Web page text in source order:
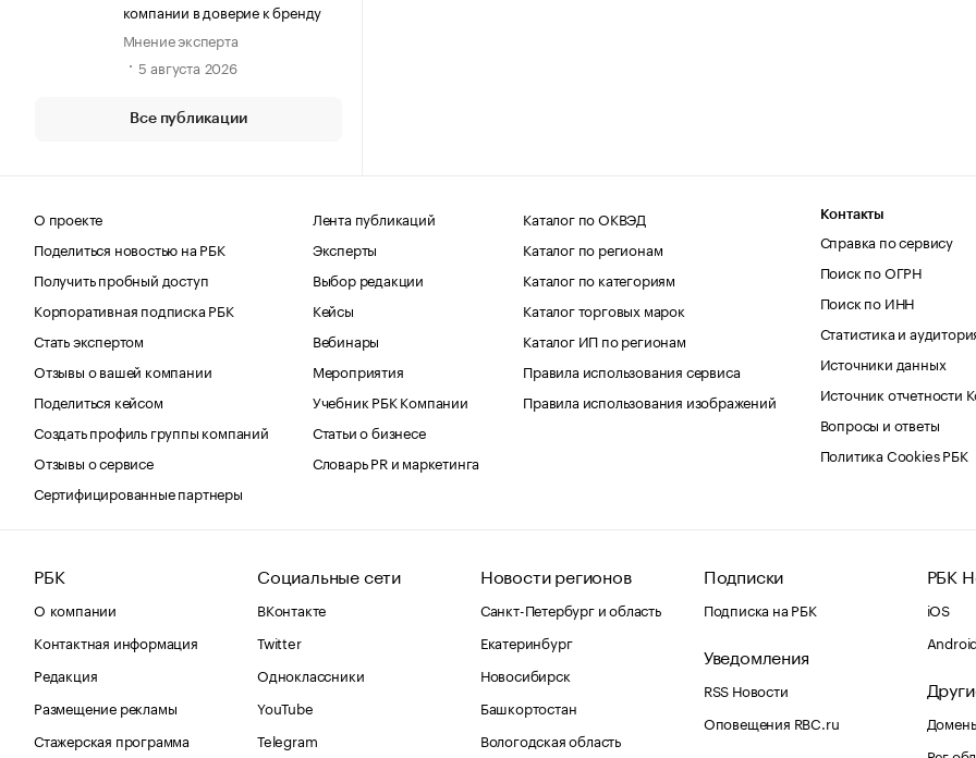
компании в доверие к бренду
Мнение эксперта
5 августа 2026
Все публикации
О проекте
Поделиться новостью на РБК
Получить пробный доступ
Корпоративная подписка РБК
Стать экспертом
Отзывы о вашей компании
Поделиться кейсом
Создать профиль группы компаний
Отзывы о сервисе
Сертифицированные партнеры
Лента публикаций
Эксперты
Выбор редакции
Кейсы
Вебинары
Мероприятия
Учебник РБК Компании
Статьи о бизнесе
Словарь PR и маркетинга
Каталог по ОКВЭД
Каталог по регионам
Каталог по категориям
Каталог торговых марок
Каталог ИП по регионам
Правила использования сервиса
Правила использования изображений
Контакты
Справка по сервису
Поиск по ОГРН
Поиск по ИНН
Статистика и
Источники данных
Источник отчетности
Вопросы и ответы
Политика Cookies РБК
РБК
О компании
Контактная информация
Редакция
Размещение рекламы
Стажерская программа
Социальные сети
ВКонтакте
Twitter
Одноклассники
YouTube
Telegram
Новости регионов
Санкт-Петербург и область
Екатеринбург
Новосибирск
Башкортостан
Вологодская область
Подписки
Подписка на РБК
Уведомления
RSS Новости
Оповещения RBC.ru
РБК
iOS